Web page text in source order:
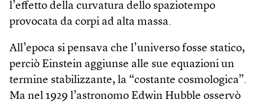
l’effetto della curvatura dello spaziotempo
provocata da corpi ad alta massa.
All’epoca si pensava che l’universo fosse statico,
perciò Einstein aggiunse alle sue equazioni un
termine stabilizzante, la “costante cosmologica”.
Ma nel 1929 l’astronomo Edwin Hubble osservò